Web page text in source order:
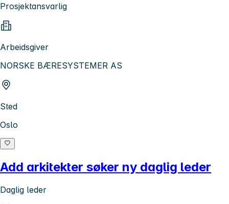
Prosjektansvarlig
Arbeidsgiver
NORSKE BÆRESYSTEMER AS
Sted
Oslo
Add arkitekter søker ny daglig leder
Daglig leder